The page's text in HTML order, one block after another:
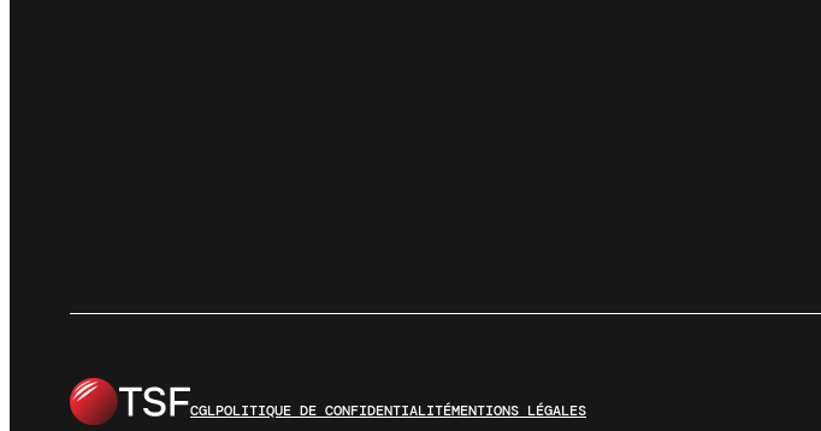
CGLPOLITIQUE DE CONFIDENTIALITÉMENTIONS LÉGALES